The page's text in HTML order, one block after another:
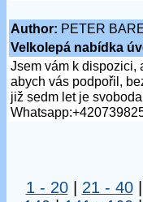
Author: PETER
Velkolepá nabídka
Jsem vám k dispozici,
abych vás podpořil,
již sedm let je
1 - 20| 21 - 40